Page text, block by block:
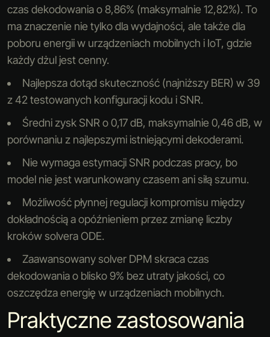
czas dekodowania o 8,86% (maksymalnie 12,82%). To
ma znaczenie nie tylko dla wydajności, ale także dla
poboru energii w urządzeniach mobilnych i IoT, gdzie
każdy dżul jest cenny.
Najlepsza dotąd skuteczność (najniższy BER) w 39
z 42 testowanych konfiguracji kodu i SNR.
Średni zysk SNR o 0,17 dB, maksymalnie 0,46 dB, w
porównaniu z najlepszymi istniejącymi dekoderami.
Nie wymaga estymacji SNR podczas pracy, bo
model nie jest warunkowany czasem ani siłą szumu.
Możliwość płynnej regulacji kompromisu między
dokładnością a opóźnieniem przez zmianę liczby
kroków solvera ODE.
Zaawansowany solver DPM skraca czas
dekodowania o blisko 9% bez utraty jakości, co
oszczędza energię w urządzeniach mobilnych.
Praktyczne zastosowania